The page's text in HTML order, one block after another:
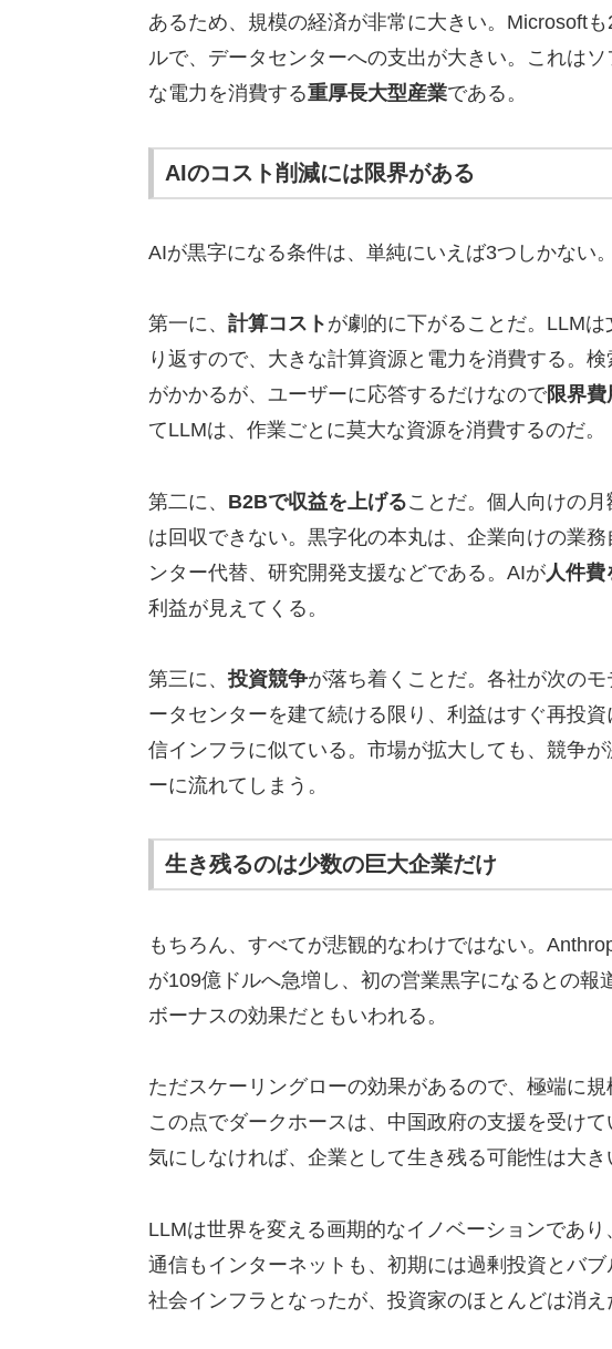
あるため、規模の経済が非常に大きい。Microsoft
ルで、データセンターへの支出が大きい。これは
な電力を消費する重厚長大型産業である。
AIのコスト削減には限界がある
AIが黒字になる条件は、単純にいえば3つしかない。
第一に、 計算コスト が劇的に下がることだ。LLM
り返すので、大きな計算資源と電力を消費する。
がかかるが、ユーザーに応答するだけなので限界費
てLLMは、作業ごとに莫大な資源を消費するのだ。
第二に、 B2Bで収益を上げることだ。個人向けの
は回収できない。黒字化の本丸は、企業向けの業
ンター代替、研究開発支援などである。AIが人件費
利益が見えてくる。
第三に、投資競争が落ち着くことだ。各社が次の
ータセンターを建て続ける限り、利益はすぐ再投
信インフラに似ている。市場が拡大しても、競争
ーに流れてしまう。
生き残るのは少数の巨大企業だけ
もちろん、すべてが悲観的なわけではない。
が109億ドルへ急増し、初の営業黒字になるとの報
ボーナスの効果だともいわれる。
ただスケーリングローの効果があるので、極端に
この点でダークホースは、中国政府の支援を受け
気にしなければ、企業として生き残る可能性は大き
LLMは世界を変える画期的なイノベーションであ
通信もインターネットも、初期には過剰投資とバ
社会インフラとなったが、投資家のほとんどは消え